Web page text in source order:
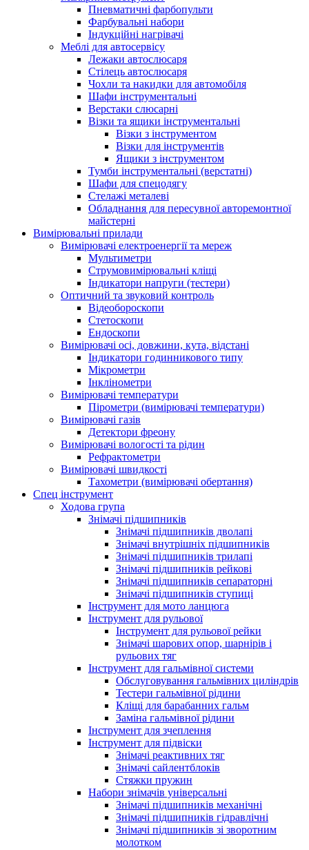
Пневматичні фарбопульти
Фарбувальні набори
Індукційні нагрівачі
Меблі для автосервісу
Лежаки автослюсаря
Стілець автослюсаря
Чохли та накидки для автомобіля
Шафи інструментальні
Верстаки слюсарні
Візки та ящики інструментальні
Візки з інструментом
Візки для інструментів
Ящики з інструментом
Тумби інструментальні (верстатні)
Шафи для спецодягу
Стелажі металеві
Обладнання для пересувної авторемонтної
майстерні
Вимірювальні прилади
Вимірювачі електроенергії та мереж
Мультиметри
Струмовимірювальні кліщі
Індикатори напруги (тестери)
Оптичний та звуковий контроль
Відеобороскопи
Стетоскопи
Ендоскопи
Вимірювачі осі, довжини, кута, відстані
Індикатори годинникового типу
Мікрометри
Інклінометри
Вимірювачі температури
Пірометри (вимірювачі температури)
Вимірювачі газів
Детектори фреону
Вимірювачі вологості та рідин
Рефрактометри
Вимірювачі швидкості
Тахометри (вимірювачі обертання)
Спец інструмент
Ходова група
Знімачі підшипників
Знімачі підшипників дволапі
Знімачі внутрішніх підшипників
Знімачі підшипників трилапі
Знімачі підшипників рейкові
Знімачі підшипників сепараторні
Знімачі підшипників ступиці
Інструмент для мото ланцюга
Інструмент для рульової
Інструмент для рульової рейки
Знімачі шарових опор, шарнірів і
рульових тяг
Інструмент для гальмівної системи
Обслуговування гальмівних циліндрів
Тестери гальмівної рідини
Кліщі для барабанних гальм
Заміна гальмівної рідини
Інструмент для зчеплення
Інструмент для підвіски
Знімачі реактивних тяг
Знімачі сайлентблоків
Стяжки пружин
Набори знімачів універсальні
Знімачі підшипників механічні
Знімачі підшипників гідравлічні
Знімачі підшипників зі зворотним
молотком